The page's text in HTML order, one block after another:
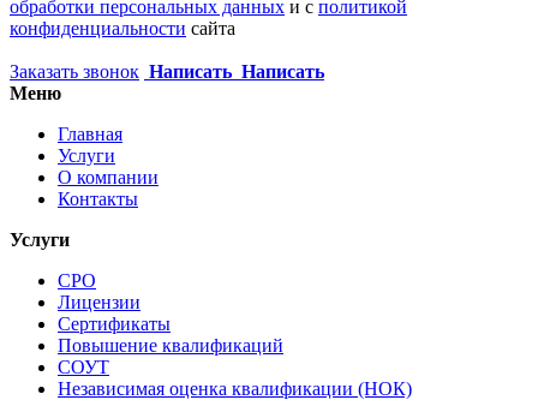
обработки персональных данных и с политикой
конфиденциальности сайта
Заказать звонок Написать Написать
Меню
Главная
Услуги
О компании
Контакты
Услуги
СРО
Лицензии
Сертификаты
Повышение квалификаций
СОУТ
Независимая оценка квалификации (НОК)